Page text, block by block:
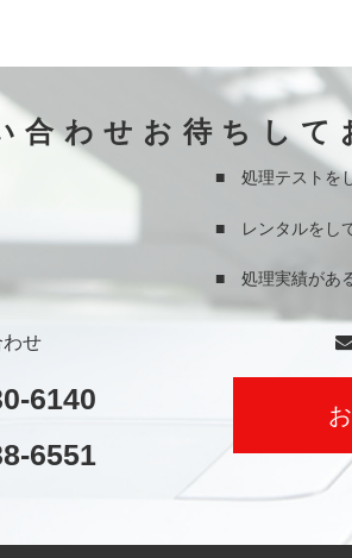
合わせお待ちして
■ 処理テストを
■ レンタルをし
■ 処理実績があ
わせ
6140
6551